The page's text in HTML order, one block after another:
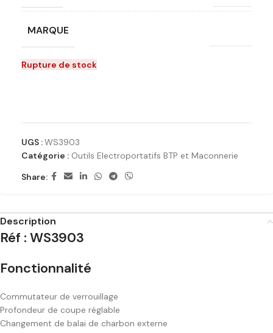
MARQUE
Rupture de stock
UGS :WS3903
Catégorie : Outils Electroportatifs BTP et Maconnerie
Share:
Description
Réf : WS3903
Fonctionnalité
Commutateur de verrouillage
Profondeur de coupe réglable
Changement de balai de charbon externe